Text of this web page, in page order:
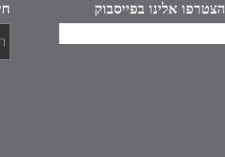
הצטרפו אלינו בפייסבוק